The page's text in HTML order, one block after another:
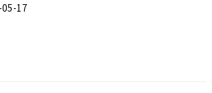
17